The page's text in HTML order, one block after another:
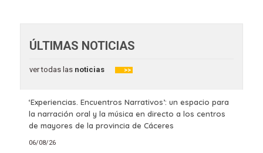
ÚLTIMAS NOTICIAS
ver todas lasnoticias >>
‘Experiencias. Encuentros Narrativos’: un espacio para
la narración oral y la música en directo a los centros
de mayores de la provincia de Cáceres
06/08/26